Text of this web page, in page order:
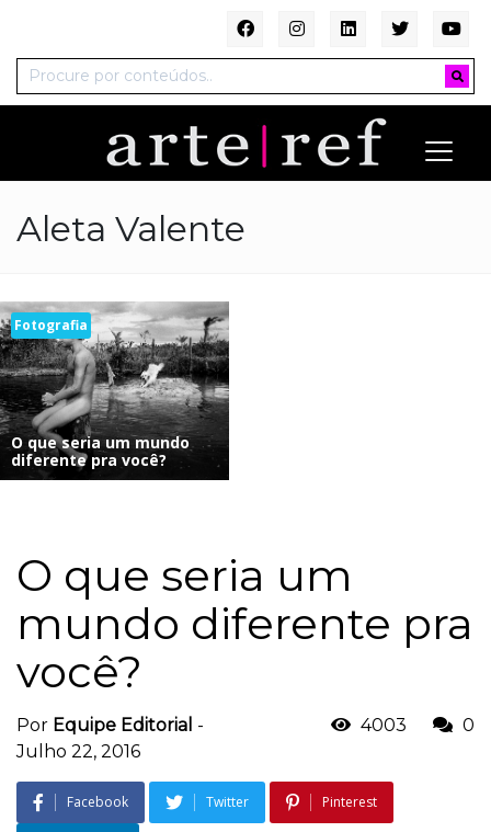
Aleta Valente
Fotografia
O que seria um mundo
diferente pra você?
O que seria um
mundo diferente pra
você?
Por Equipe Editorial -
Julho 22, 2016
4003 0
Facebook Twitter Pinterest